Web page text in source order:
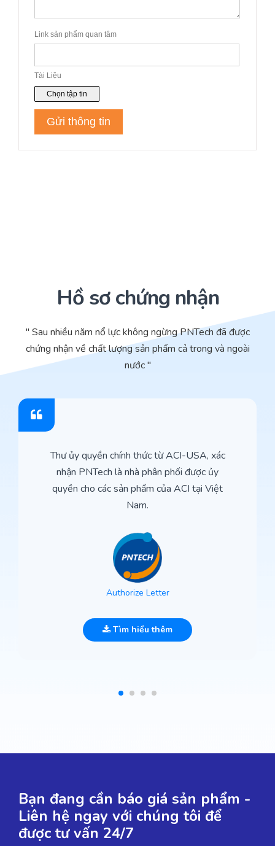
Hồ sơ chứng nhận
" Sau nhiều năm nổ lực không ngừng PNTech đã được
chứng nhận về chất lượng sản phẩm cả trong và ngoài
nước "
Thư ủy quyền chính thức từ ACI-USA, xác
nhận PNTech là nhà phân phối được ủy
quyền cho các sản phẩm của ACI tại Việt
Nam.
Authorize Letter
Tìm hiểu thêm
Bạn đang cần báo giá sản phẩm -
Liên hệ ngay với chúng tôi để
được tư vấn 24/7